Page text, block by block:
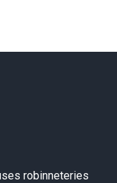
robinneteries